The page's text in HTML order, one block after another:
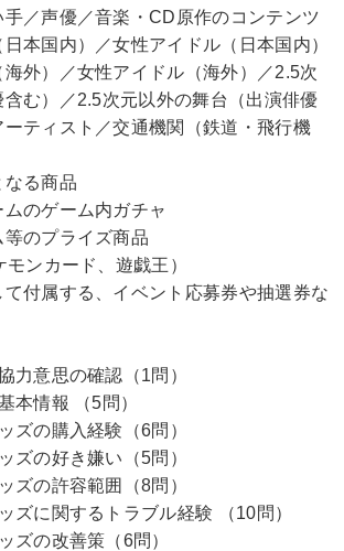
／声優／音楽・CD原作のコンテンツ
本国内）／女性アイドル（日本国内）
海外）／女性アイドル（海外）／2.5次
む）／2.5次元以外の舞台（出演俳優
ティスト／交通機関（鉄道・飛行機
る商品
ムのゲーム内ガチャ
等のプライズ商品
モンカード、遊戯王）
て付属する、イベント応募券や抽選券な
力意思の確認（1問）
本情報 （5問）
ズの購入経験（6問）
ズの好き嫌い（5問）
ズの許容範囲（8問）
ズに関するトラブル経験 （10問）
ズの改善策（6問）